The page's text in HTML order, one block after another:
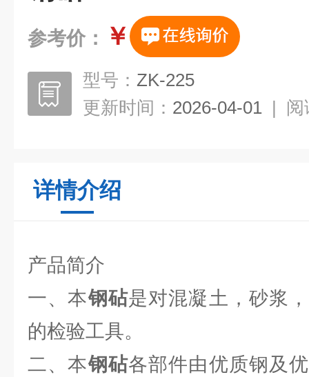
参考价： ￥
型号： ZK-225
更新时间： 2026-04-01 | 阅
详情介绍
产品简介
一、本钢砧是对混凝土，砂浆
的检验工具。
二、本钢砧各部件由优质钢及